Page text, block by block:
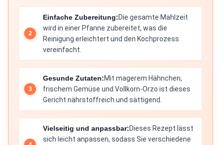
Einfache Zubereitung:Die gesamte Mahlzeit
wird in einer Pfanne zubereitet, was die
Reinigung erleichtert und den Kochprozess
vereinfacht.
Gesunde Zutaten:Mit magerem Hähnchen,
frischem Gemüse und Vollkorn-Orzo ist dieses
Gericht nährstoffreich und sättigend.
Vielseitig und anpassbar:Dieses Rezept lässt
sich leicht anpassen, sodass Sie verschiedene